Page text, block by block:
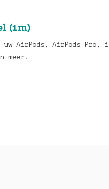
(1m)
uw AirPods, AirPods Pro,
meer.